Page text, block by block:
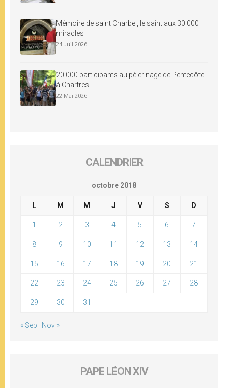
Mémoire de saint Charbel, le saint aux 30 000
miracles
24 Juil 2026
20 000 participants au pèlerinage de Pentecôte
à Chartres
22 Mai 2026
CALENDRIER
octobre 2018
L M M J V S D
1 2 3 4 5 6 7
8 9 10 11 12 13 14
15 16 17 18 19 20 21
22 23 24 25 26 27 28
29 30 31
« Sep Nov »
PAPE LÉON XIV